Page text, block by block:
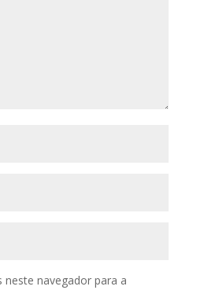
neste navegador para a